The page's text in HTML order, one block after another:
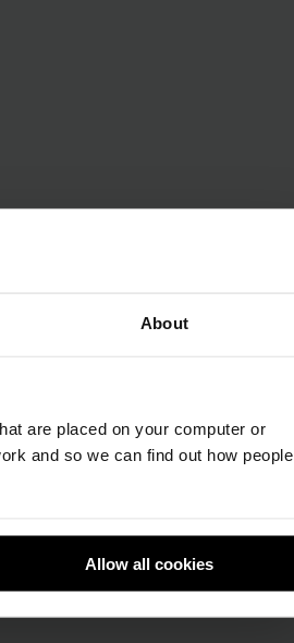
About
are placed on your computer or
and so we can find out how people
Allow all cookies